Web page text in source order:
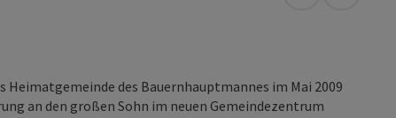
des Bauernhauptmannes im Mai 2009
an den großen Sohn im neuen Gemeindezentrum